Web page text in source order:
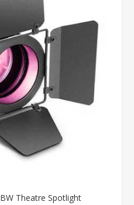
Theatre Spotlight